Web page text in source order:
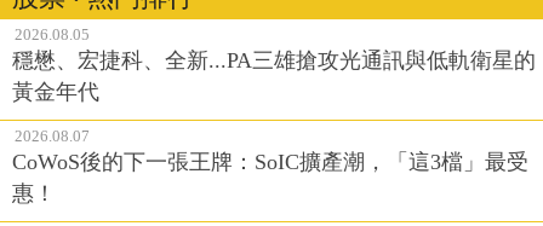
2026.08.05
穩懋、宏捷科、全新...PA三雄搶攻光通訊與低軌衛星的
黃金年代
2026.08.07
CoWoS後的下一張王牌：SoIC擴產潮，「這3檔」最受
惠！